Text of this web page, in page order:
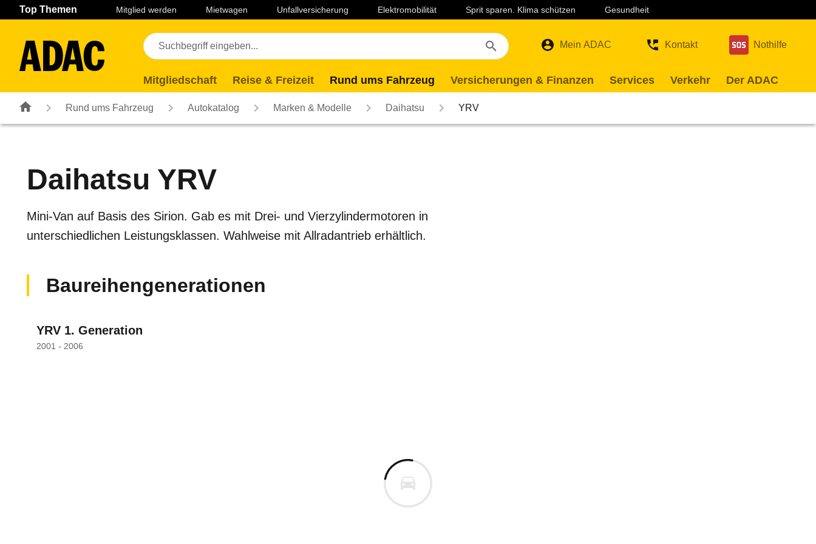
Navigation Seiteninhalt Fußzeile
Top Themen Mitglied werden Mietwagen Unfallversicherung Elektromobilität Sprit sparen. Klima schützen Gesundheit
Mein ADAC Kontakt Nothilfe
Mitgliedschaft Reise & Freizeit Rund ums Fahrzeug Versicherungen & Finanzen Services Verkehr Der ADAC
Rund ums Fahrzeug Autokatalog Marken & Modelle Daihatsu YRV
Daihatsu YRV
Mini-Van auf Basis des Sirion. Gab es mit Drei- und Vierzylindermotoren in
unterschiedlichen Leistungsklassen. Wahlweise mit Allradantrieb erhältlich.
Baureihengenerationen
YRV 1. Generation
2001 - 2006